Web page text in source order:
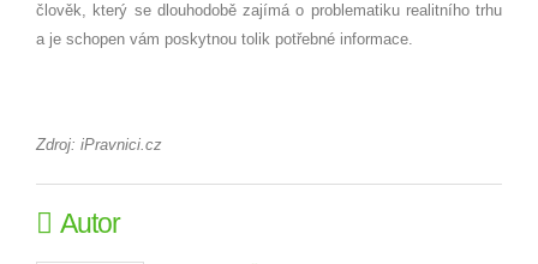
člověk, který se dlouhodobě zajímá o problematiku realitního trhu
a je schopen vám poskytnou tolik potřebné informace.
Zdroj: iPravnici.cz
Autor